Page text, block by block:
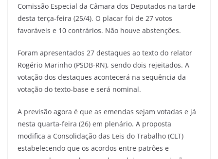
Comissão Especial da Câmara dos Deputados na tarde
desta terça-feira (25/4). O placar foi de 27 votos
favoráveis e 10 contrários. Não houve abstenções.
Foram apresentados 27 destaques ao texto do relator
Rogério Marinho (PSDB-RN), sendo dois rejeitados. A
votação dos destaques acontecerá na sequência da
votação do texto-base e será nominal.
A previsão agora é que as emendas sejam votadas e já
nesta quarta-feira (26) em plenário. A proposta
modifica a Consolidação das Leis do Trabalho (CLT)
estabelecendo que os acordos entre patrões e